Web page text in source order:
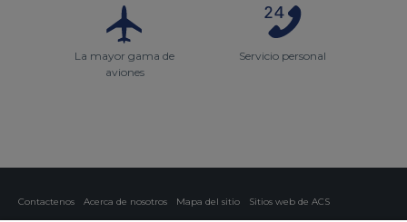
La mayor gama de
aviones
Servicio personal
Contactenos Acerca de nosotros Mapa del sitio
Sitios web de ACS